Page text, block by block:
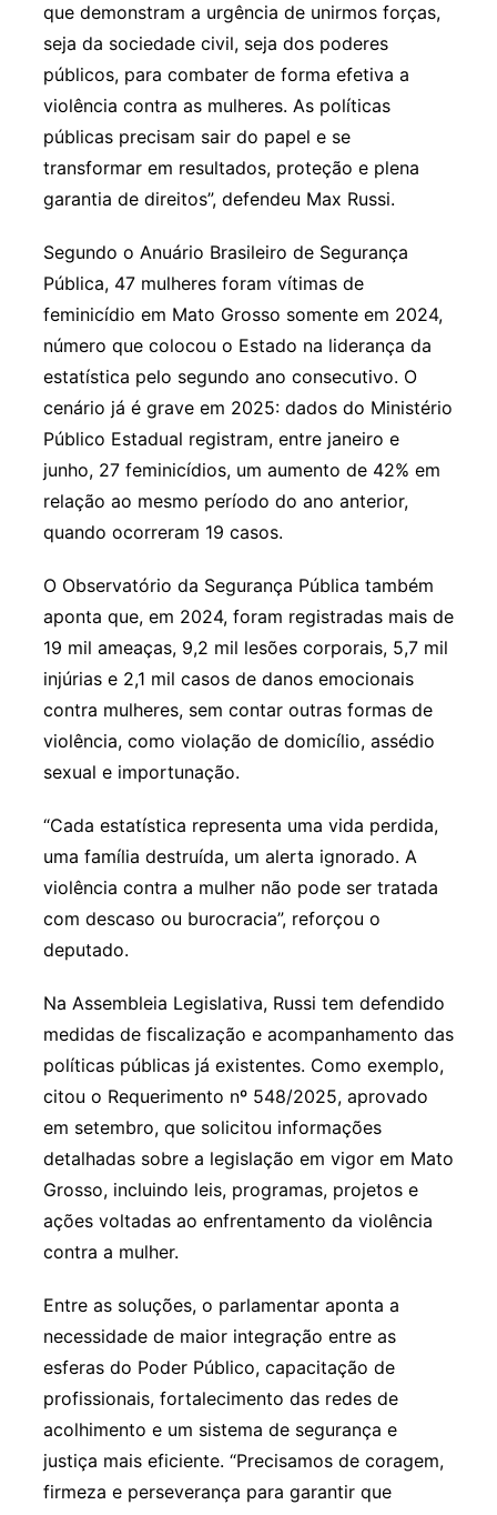
que demonstram a urgência de unirmos forças,
seja da sociedade civil, seja dos poderes
públicos, para combater de forma efetiva a
violência contra as mulheres. As políticas
públicas precisam sair do papel e se
transformar em resultados, proteção e plena
garantia de direitos”, defendeu Max Russi.
Segundo o Anuário Brasileiro de Segurança
Pública, 47 mulheres foram vítimas de
feminicídio em Mato Grosso somente em 2024,
número que colocou o Estado na liderança da
estatística pelo segundo ano consecutivo. O
cenário já é grave em 2025: dados do Ministério
Público Estadual registram, entre janeiro e
junho, 27 feminicídios, um aumento de 42% em
relação ao mesmo período do ano anterior,
quando ocorreram 19 casos.
O Observatório da Segurança Pública também
aponta que, em 2024, foram registradas mais de
19 mil ameaças, 9,2 mil lesões corporais, 5,7 mil
injúrias e 2,1 mil casos de danos emocionais
contra mulheres, sem contar outras formas de
violência, como violação de domicílio, assédio
sexual e importunação.
“Cada estatística representa uma vida perdida,
uma família destruída, um alerta ignorado. A
violência contra a mulher não pode ser tratada
com descaso ou burocracia”, reforçou o
deputado.
Na Assembleia Legislativa, Russi tem defendido
medidas de fiscalização e acompanhamento das
políticas públicas já existentes. Como exemplo,
citou o Requerimento nº 548/2025, aprovado
em setembro, que solicitou informações
detalhadas sobre a legislação em vigor em Mato
Grosso, incluindo leis, programas, projetos e
ações voltadas ao enfrentamento da violência
contra a mulher.
Entre as soluções, o parlamentar aponta a
necessidade de maior integração entre as
esferas do Poder Público, capacitação de
profissionais, fortalecimento das redes de
acolhimento e um sistema de segurança e
justiça mais eficiente. “Precisamos de coragem,
firmeza e perseverança para garantir que